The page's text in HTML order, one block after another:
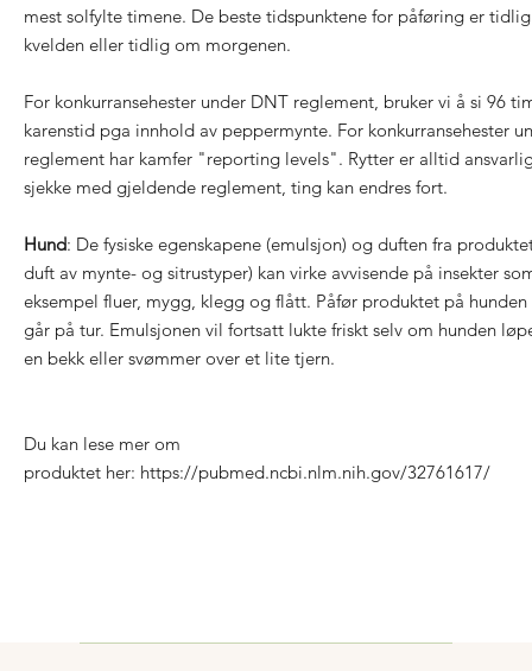
mest solfylte timene. De beste tidspunktene for påføring er
kvelden eller tidlig om morgenen.
For konkurransehester under DNT reglement, bruker vi å si 96
karenstid pga innhold av peppermynte. For konkurransehester
reglement har kamfer "reporting levels". Rytter er alltid
sjekke med gjeldende reglement, ting kan endres fort.
Hund: De fysiske egenskapene (emulsjon) og duften fra
duft av mynte- og sitrustyper) kan virke avvisende på insekter
eksempel fluer, mygg, klegg og flått. Påfør produktet på
går på tur. Emulsjonen vil fortsatt lukte friskt selv om hunden
en bekk eller svømmer over et lite tjern.
Du kan lese mer om
produktet her: https://pubmed.ncbi.nlm.nih.gov/32761617/